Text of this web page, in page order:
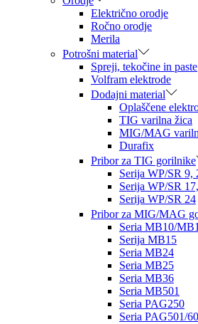
Električno orodje
Ročno orodje
Merila
Potrošni material
Spreji, tekočine in paste
Volfram elektrode
Dodajni material
Oplaščene
TIG varilna žica
MIG/MAG
Durafix
Pribor za TIG gorilnike
Serija WP/SR 9,
Serija WP/SR
Serija WP/SR 24
Pribor za MIG/MAG
Seria MB10/
Serija MB15
Seria MB24
Seria MB25
Seria MB36
Seria MB501
Seria PAG250
Seria PAG501/